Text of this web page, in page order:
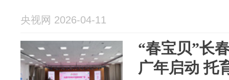
央视网 2026-04-11
“春宝贝”长
广年